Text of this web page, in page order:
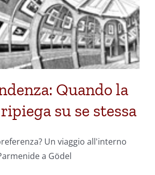
Quando la
su se stessa
Un viaggio all'interno
a Gödel